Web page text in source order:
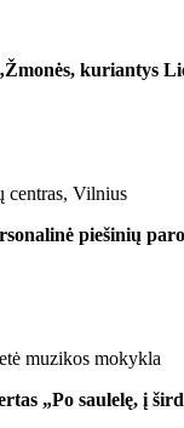
kuriantys
centras, Vilnius
piešinių
muzikos mokykla
„Po saulelę, į